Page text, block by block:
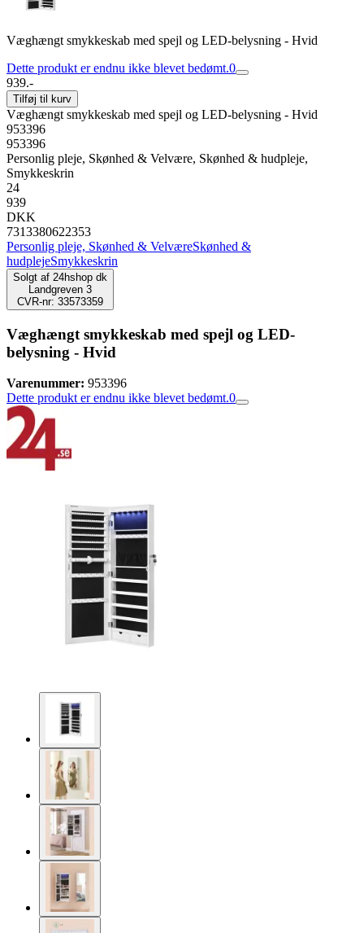
Væghængt smykkeskab med spejl og LED-belysning - Hvid
Dette produkt er endnu ikke blevet bedømt.0
939.-
Tilføj til kurv
Væghængt smykkeskab med spejl og LED-belysning - Hvid
953396
953396
Personlig pleje, Skønhed & Velvære, Skønhed & hudpleje,
Smykkeskrin
24
939
DKK
7313380622353
Personlig pleje, Skønhed & VelværeSkønhed &
hudplejeSmykkeskrin
Solgt af 24hshop dk
Landgreven 3
CVR-nr: 33573359
Væghængt smykkeskab med spejl og LED-
belysning - Hvid
Varenummer: 953396
Dette produkt er endnu ikke blevet bedømt.0